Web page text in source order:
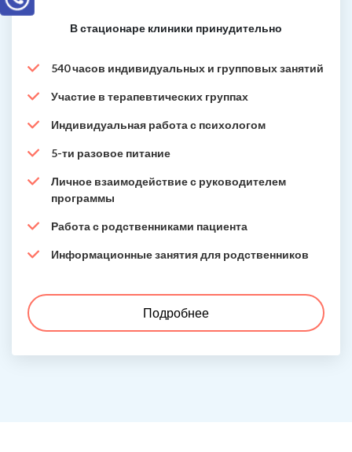
В стационаре клиники принудительно
540 часов индивидуальных и групповых занятий
Участие в терапевтических группах
Индивидуальная работа с психологом
5-ти разовое питание
Личное взаимодействие с руководителем
программы
Работа с родственниками пациента
Информационные занятия для родственников
Подробнее